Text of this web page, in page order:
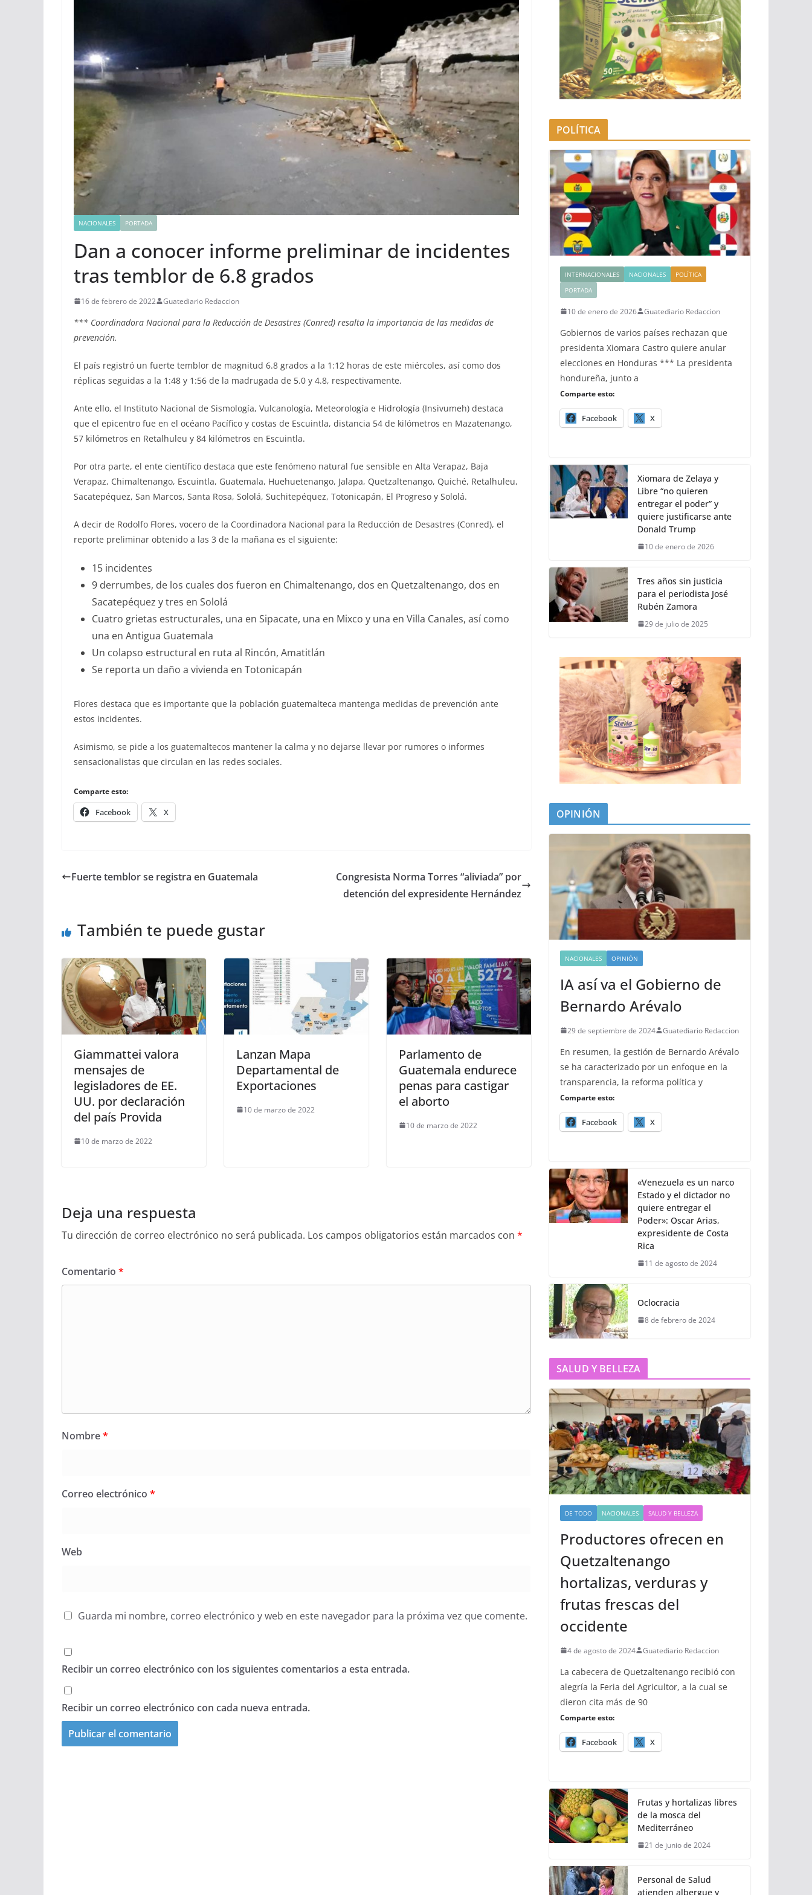
NACIONALES PORTADA
Dan a conocer informe preliminar de incidentes
tras temblor de 6.8 grados
16 de febrero de 2022 Guatediario Redaccion
*** Coordinadora Nacional para la Reducción de Desastres (Conred) resalta la importancia de las medidas de
prevención.
El país registró un fuerte temblor de magnitud 6.8 grados a la 1:12 horas de este miércoles, así como dos
réplicas seguidas a la 1:48 y 1:56 de la madrugada de 5.0 y 4.8, respectivamente.
Ante ello, el Instituto Nacional de Sismología, Vulcanología, Meteorología e Hidrología (Insivumeh) destaca
que el epicentro fue en el océano Pacífico y costas de Escuintla, distancia 54 de kilómetros en Mazatenango,
57 kilómetros en Retalhuleu y 84 kilómetros en Escuintla.
Por otra parte, el ente científico destaca que este fenómeno natural fue sensible en Alta Verapaz, Baja
Verapaz, Chimaltenango, Escuintla, Guatemala, Huehuetenango, Jalapa, Quetzaltenango, Quiché, Retalhuleu,
Sacatepéquez, San Marcos, Santa Rosa, Sololá, Suchitepéquez, Totonicapán, El Progreso y Sololá.
A decir de Rodolfo Flores, vocero de la Coordinadora Nacional para la Reducción de Desastres (Conred), el
reporte preliminar obtenido a las 3 de la mañana es el siguiente:
15 incidentes
9 derrumbes, de los cuales dos fueron en Chimaltenango, dos en Quetzaltenango, dos en
Sacatepéquez y tres en Sololá
Cuatro grietas estructurales, una en Sipacate, una en Mixco y una en Villa Canales, así como
una en Antigua Guatemala
Un colapso estructural en ruta al Rincón, Amatitlán
Se reporta un daño a vivienda en Totonicapán
Flores destaca que es importante que la población guatemalteca mantenga medidas de prevención ante
estos incidentes.
Asimismo, se pide a los guatemaltecos mantener la calma y no dejarse llevar por rumores o informes
sensacionalistas que circulan en las redes sociales.
Comparte esto:
Facebook X
Fuerte temblor se registra en Guatemala
Congresista Norma Torres “aliviada” por
detención del expresidente Hernández
También te puede gustar
Giammattei valora
mensajes de
legisladores de EE.
UU. por declaración
del país Provida
10 de marzo de 2022
Lanzan Mapa
Departamental de
Exportaciones
10 de marzo de 2022
Parlamento de
Guatemala endurece
penas para castigar
el aborto
10 de marzo de 2022
Deja una respuesta
Tu dirección de correo electrónico no será publicada. Los campos obligatorios están marcados con *
Comentario *
Nombre*
Correo electrónico *
Web
Guarda mi nombre, correo electrónico y web en este navegador para la próxima vez que comente.
Recibir un correo electrónico con los siguientes comentarios a esta entrada.
Recibir un correo electrónico con cada nueva entrada.
POLÍTICA
INTERNACIONALES NACIONALES
POLÍTICA
PORTADA
10 de enero de 2026 Guatediario Redaccion
Gobiernos de varios países rechazan que
presidenta Xiomara Castro quiere anular
elecciones en Honduras *** La presidenta
hondureña, junto a
Comparte esto:
Facebook X
Xiomara de Zelaya y
Libre “no quieren
entregar el poder” y
quiere justificarse ante
Donald Trump
10 de enero de 2026
Tres años sin justicia
para el periodista José
Rubén Zamora
29 de julio de 2025
OPINIÓN
NACIONALES OPINIÓN
IA así va el Gobierno de
Bernardo Arévalo
29 de septiembre de 2024 Guatediario Redaccion
En resumen, la gestión de Bernardo Arévalo
se ha caracterizado por un enfoque en la
transparencia, la reforma política y
Comparte esto:
Facebook X
«Venezuela es un narco
Estado y el dictador no
quiere entregar el
Poder»: Oscar Arias,
expresidente de Costa
Rica
11 de agosto de 2024
Oclocracia
8 de febrero de 2024
SALUD Y BELLEZA
DE TODO NACIONALES SALUD Y BELLEZA
Productores ofrecen en
Quetzaltenango
hortalizas, verduras y
frutas frescas del
occidente
4 de agosto de 2024 Guatediario Redaccion
La cabecera de Quetzaltenango recibió con
alegría la Feria del Agricultor, a la cual se
dieron cita más de 90
Comparte esto:
Facebook X
Frutas y hortalizas libres
de la mosca del
Mediterráneo
21 de junio de 2024
Personal de Salud
atienden albergue y